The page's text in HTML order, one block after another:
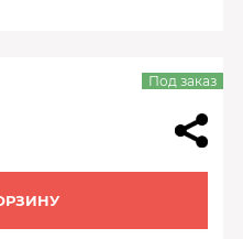
Под заказ